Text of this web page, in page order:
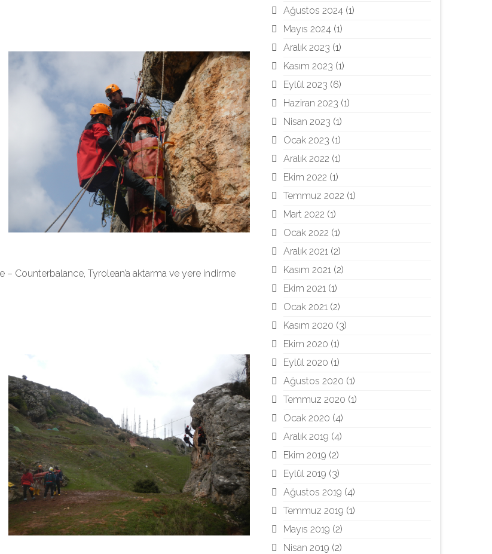
– Counterbalance, Tyrolean’a aktarma ve yere indirme
Ağustos 2024(1)
Mayıs 2024(1)
Aralık 2023 (1)
Kasım 2023 (1)
Eylül 2023 (6)
Haziran 2023 (1)
Nisan 2023 (1)
Ocak 2023 (1)
Aralık 2022 (1)
Ekim 2022 (1)
Temmuz 2022 (1)
Mart 2022 (1)
Ocak 2022 (1)
Aralık 2021 (2)
Kasım 2021 (2)
Ekim 2021 (1)
Ocak 2021 (2)
Kasım 2020 (3)
Ekim 2020 (1)
Eylül 2020 (1)
Ağustos 2020 (1)
Temmuz 2020 (1)
Ocak 2020 (4)
Aralık 2019 (4)
Ekim 2019 (2)
Eylül 2019 (3)
Ağustos 2019 (4)
Temmuz 2019 (1)
Mayıs 2019 (2)
Nisan 2019 (2)